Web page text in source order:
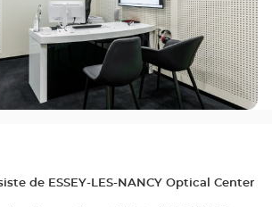
de ESSEY-LES-NANCY Optical Center